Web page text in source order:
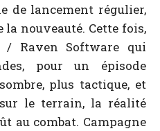
de lancement régulier,
nouveauté. Cette fois,
/ Raven Software qui
pour un épisode
plus tactique, et
le terrain, la réalité
au combat. Campagne